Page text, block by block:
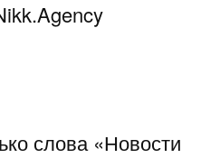
слова «Новости